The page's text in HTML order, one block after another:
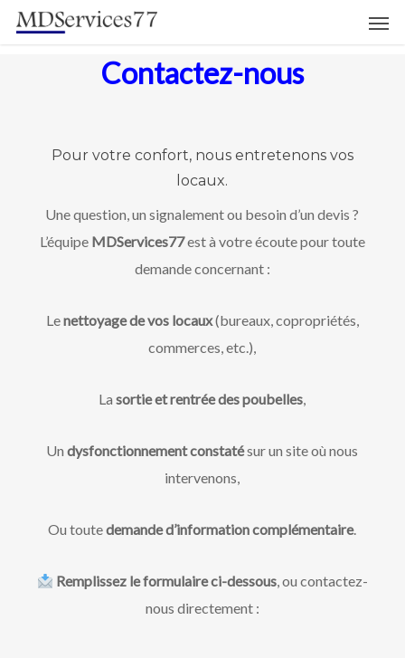
Skip
Contactez-nous
Pour votre confort, nous entretenons vos
locaux.
Une question, un signalement ou besoin d’un devis ?
L’équipe MDServices77est à votre écoute pour toute
demande concernant :
Lenettoyage de vos locaux(bureaux, copropriétés,
commerces, etc.),
Lasortie et rentrée des poubelles,
Undysfonctionnement constatésur un site où nous
intervenons,
Ou toutedemande d’information complémentaire.
Remplissez le formulaire ci-dessous, ou contactez-
nous directement :